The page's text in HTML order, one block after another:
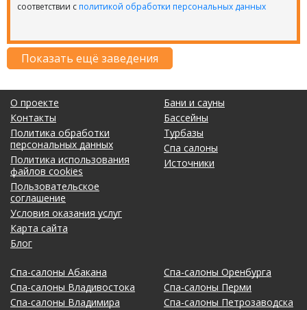
соответствии с политикой обработки персональных данных
Показать ещё заведения
О проекте
Контакты
Политика обработки
персональных данных
Политика использования
файлов cookies
Пользовательское
соглашение
Условия оказания услуг
Карта сайта
Блог
Бани и сауны
Бассейны
Турбазы
Спа салоны
Источники
Спа-салоны Абакана
Спа-салоны Владивостока
Спа-салоны Владимира
Спа-салоны Оренбурга
Спа-салоны Перми
Спа-салоны Петрозаводска